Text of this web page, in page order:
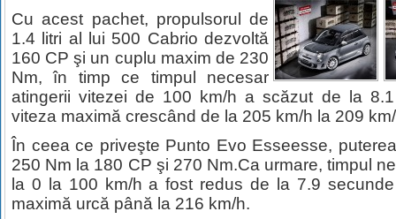
Cu acest pachet, propulsorul de
1.4 litri al lui 500 Cabrio dezvoltă
160 CP şi un cuplu maxim de 230
Nm, în timp ce timpul necesar
atingerii vitezei de 100 km/h a scăzut de la
viteza maximă crescând de la 205 km/h la 209
În ceea ce priveşte Punto Evo Esseesse,
250 Nm la 180 CP şi 270 Nm.Ca urmare, timpul
la 0 la 100 km/h a fost redus de la 7.9
maximă urcă până la 216 km/h.